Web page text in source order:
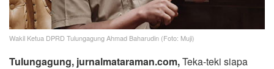
Wakil Ketua DPRD Tulungagung Ahmad Baharudin (Foto: Muji)
Tulungagung, jurnalmataraman.com,Teka-teki siapa